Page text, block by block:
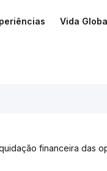
Vida
financeira das